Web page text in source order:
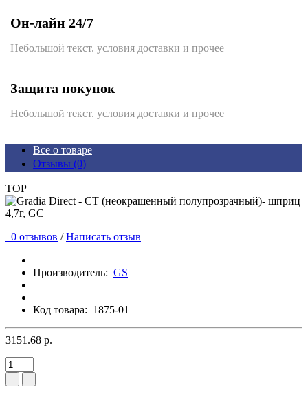
Он-лайн 24/7
Небольшой текст. условия доставки и прочее
Защита покупок
Небольшой текст. условия доставки и прочее
Все о товаре
Отзывы (0)
TOP
0 отзывов / Написать отзыв
Производитель: GS
Код товара: 1875-01
3151.68 р.